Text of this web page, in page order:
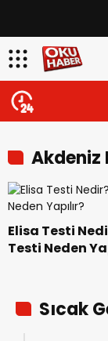
Akdeniz
Elisa Testi
Testi Neden
Sıcak